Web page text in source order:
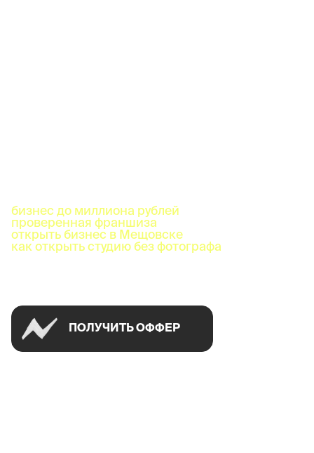
бизнес до миллиона рублей
проверенная франшиза
открыть бизнес в Мещовске
как открыть студию без фотографа
ПОЛУЧИТЬ ОФФЕР